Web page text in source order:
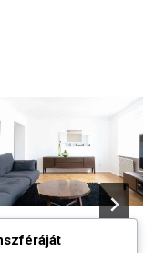
Comfy &